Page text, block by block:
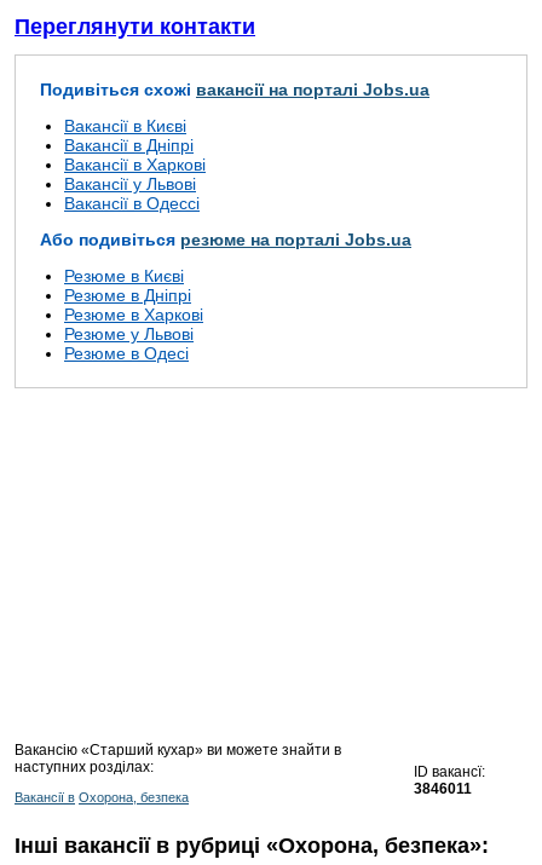
Переглянути контакти
Подивіться схожі вакансії на порталі Jobs.ua
Вакансії в Києві
Вакансії в Дніпрі
Вакансії в Харкові
Вакансії у Львові
Вакансії в Одессі
Або подивіться резюме на порталі Jobs.ua
Резюме в Києві
Резюме в Дніпрі
Резюме в Харкові
Резюме у Львові
Резюме в Одесі
Вакансію «Старший кухар» ви можете знайти в
наступних розділах:
Вакансії в Охорона, безпека
ID вакансї:
3846011
Інші вакансії в рубриці «Охорона, безпека»: